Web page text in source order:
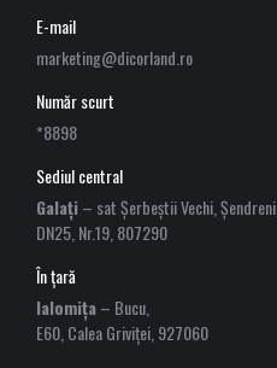
E-mail
marketing@dicorland.ro
Număr scurt
*8898
Sediul central
Galați– sat Șerbeștii Vechi, Șendreni,
DN25, Nr.19, 807290
În țară
Ialomița– Bucu,
E60, Calea Griviței, 927060